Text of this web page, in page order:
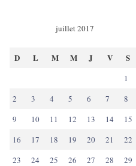
juillet 2017
D L M M J V S
1
2
3 4 5 6 7
8
9
10 11 12 13 14
15
16
17 18 19 20 21
22
23
24 25 26 27 28
29